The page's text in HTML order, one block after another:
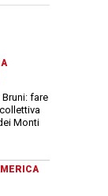
fare
Monti